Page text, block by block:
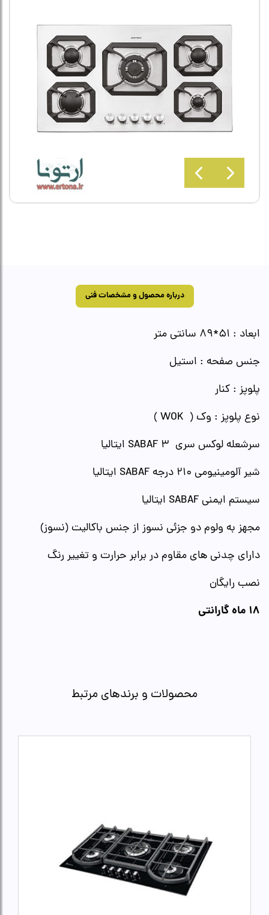
درباره محصول و مشخصات فنی
ابعاد : 51*89 سانتی متر
جنس صفحه : استیل
پلوپز : کنار
نوع پلوپز : وک ( WOK )
سرشعله لوکس سری 3 SABAF ایتالیا
شیر آلومینیومی 210 درجه SABAF ایتالیا
سیستم ایمنی SABAF ایتالیا
مجهز به ولوم دو جزئی نسوز از جنس باکالیت (نسوز)
دارای چدنی های مقاوم در برابر حرارت و تغییر رنگ
نصب رایگان
18 ماه گارانتی
محصولات و برندهای مرتبط